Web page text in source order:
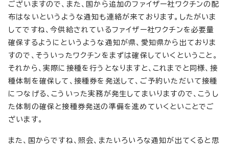
ございますので、また、国から追加のファイザー社ワクチンの配
布はないというような通知も連絡が来ております。したがいま
してですね、今供給されているファイザー社ワクチンを必要量
確保するようにというような通知が県、愛知県から出ておりま
すので、そういったワクチンをまずは確保していくということ。
それから、実際に接種を行うとなりますと、これまでと同様、接
種体制を確保して、接種券を発送して、ご予約いただいて接種
につなげる、こういった実務が発生してまいりますので、こうし
た体制の確保と接種券発送の準備を進めていくといことでご
ざいます。
また、国からですね、照会、またいろいろな通知が出てくると思